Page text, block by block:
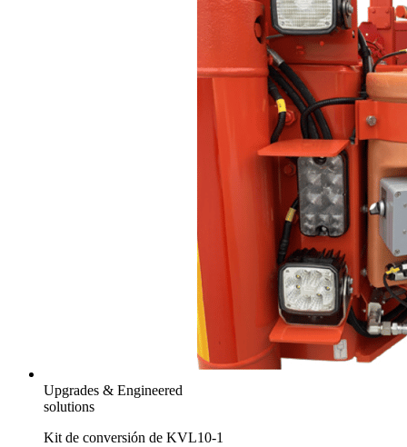
Upgrades & Engineered
solutions
Kit de conversión de KVL10-1